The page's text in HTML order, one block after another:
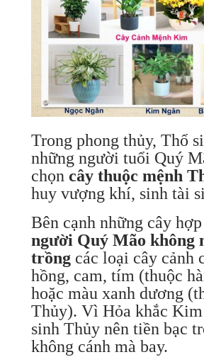
Trong phong thủy, Thổ
những người tuổi Quý
chọn cây thuộc mệnh
huy vượng khí, sinh tài
Bên cạnh những cây
người Quý Mão không
trồngcác loại cây cảnh
hồng, cam, tím (thuộc
hoặc màu xanh dương
Thủy). Vì Hỏa khắc
sinh Thủy nên tiền bạc
không cánh mà bay.